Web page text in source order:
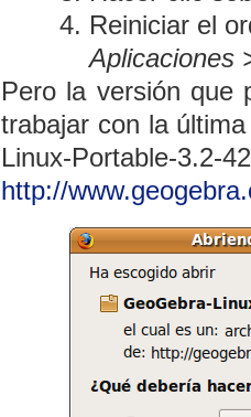
Reiniciar el
Aplicaciones
Pero la versión que
trabajar con la
Linux-Portable-
http://